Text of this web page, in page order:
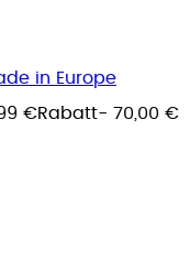
in Europe
€Rabatt- 70,00 €